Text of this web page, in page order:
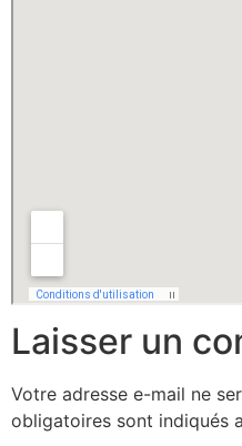
Laisser un
Votre adresse e-mail ne
obligatoires sont indiqués